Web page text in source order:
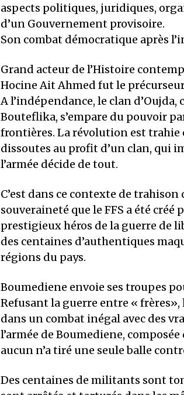
aspects politiques, juridiques,
d’un Gouvernement provisoire.
Son combat démocratique après
Grand acteur de l’Histoire
Hocine Ait Ahmed fut le
A l’indépendance, le clan
Bouteflika, s’empare du pouvoir
frontières. La révolution est trahie
dissoutes au profit d’un clan, qui
l’armée décide de tout.
C’est dans ce contexte de
souveraineté que le FFS a été
prestigieux héros de la guerre de
des centaines d’authentiques
régions du pays.
Boumediene envoie ses troupes
Refusant la guerre entre «
dans un combat inégal avec des
l’armée de Boumediene,
aucun n’a tiré une seule balle
Des centaines de militants sont